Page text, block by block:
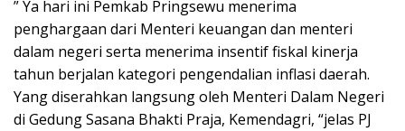
” Ya hari ini Pemkab Pringsewu menerima
penghargaan dari Menteri keuangan dan menteri
dalam negeri serta menerima insentif fiskal kinerja
tahun berjalan kategori pengendalian inflasi daerah.
Yang diserahkan langsung oleh Menteri Dalam Negeri
di Gedung Sasana Bhakti Praja, Kemendagri, “jelas PJ